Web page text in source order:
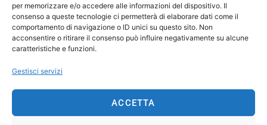
per memorizzare e/o accedere alle informazioni del dispositivo. Il
consenso a queste tecnologie ci permetterà di elaborare dati come il
comportamento di navigazione o ID unici su questo sito. Non
acconsentire o ritirare il consenso può influire negativamente su alcune
caratteristiche e funzioni.
Gestisci servizi
ACCETTA
Età giolittiana
Grande Guerra e dopoguerra
Fascismo
Secondo dopoguerra / Età repubblicana